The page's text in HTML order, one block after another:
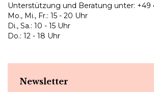
Unterstützung und Beratung unter: +49
Mo., Mi., Fr.: 15 - 20 Uhr
Di., Sa.: 10 - 15 Uhr
Do.: 12 - 18 Uhr
Newsletter